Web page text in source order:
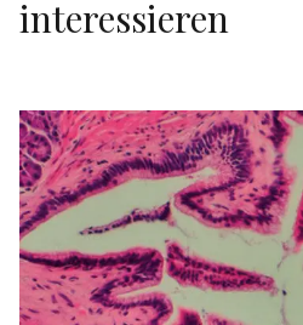
interessieren